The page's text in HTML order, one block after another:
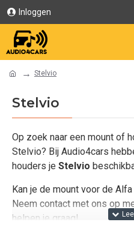
Inloggen
Stelvio
Stelvio
Op zoek naar een mount of
Stelvio? Bij Audio4cars
houders je Stelvio
Kan je de mount voor de
Neem contact met ons op
helpen je graag!